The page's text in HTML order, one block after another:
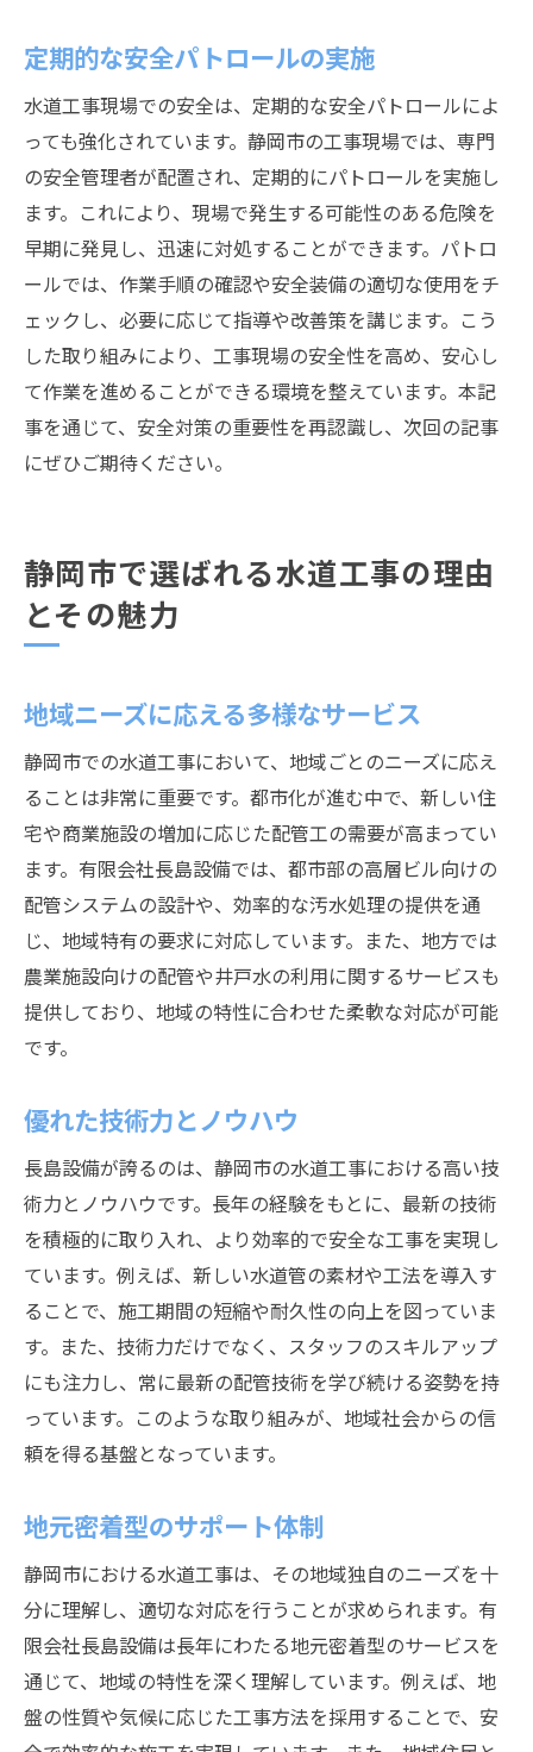
定期的な安全パトロールの実施
水道工事現場での安全は、定期的な安全パトロールによ
っても強化されています。静岡市の工事現場では、専門
の安全管理者が配置され、定期的にパトロールを実施し
ます。これにより、現場で発生する可能性のある危険を
早期に発見し、迅速に対処することができます。パトロ
ールでは、作業手順の確認や安全装備の適切な使用をチ
ェックし、必要に応じて指導や改善策を講じます。こう
した取り組みにより、工事現場の安全性を高め、安心し
て作業を進めることができる環境を整えています。本記
事を通じて、安全対策の重要性を再認識し、次回の記事
にぜひご期待ください。
静岡市で選ばれる水道工事の理由
とその魅力
地域ニーズに応える多様なサービス
静岡市での水道工事において、地域ごとのニーズに応え
ることは非常に重要です。都市化が進む中で、新しい住
宅や商業施設の増加に応じた配管工の需要が高まってい
ます。有限会社長島設備では、都市部の高層ビル向けの
配管システムの設計や、効率的な汚水処理の提供を通
じ、地域特有の要求に対応しています。また、地方では
農業施設向けの配管や井戸水の利用に関するサービスも
提供しており、地域の特性に合わせた柔軟な対応が可能
です。
優れた技術力とノウハウ
長島設備が誇るのは、静岡市の水道工事における高い技
術力とノウハウです。長年の経験をもとに、最新の技術
を積極的に取り入れ、より効率的で安全な工事を実現し
ています。例えば、新しい水道管の素材や工法を導入す
ることで、施工期間の短縮や耐久性の向上を図っていま
す。また、技術力だけでなく、スタッフのスキルアップ
にも注力し、常に最新の配管技術を学び続ける姿勢を持
っています。このような取り組みが、地域社会からの信
頼を得る基盤となっています。
地元密着型のサポート体制
静岡市における水道工事は、その地域独自のニーズを十
分に理解し、適切な対応を行うことが求められます。有
限会社長島設備は長年にわたる地元密着型のサービスを
通じて、地域の特性を深く理解しています。例えば、地
盤の性質や気候に応じた工事方法を採用することで、安